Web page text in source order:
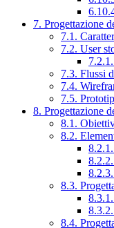
7. Progettazione
7.1.
7.2. User
7.3. Flussi
7.4.
7.5.
8. Progettazione
8.1.
8.2.
8.3.
8.4.